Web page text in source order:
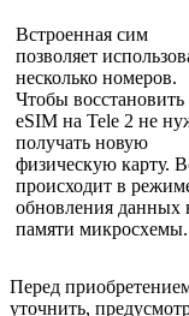
Встроенная сим
позволяет
несколько номеров.
Чтобы восстановить
eSIM на Tele 2 не
получать новую
физическую карту.
происходит в
обновления данных
памяти микросхемы.
Перед
уточнить,